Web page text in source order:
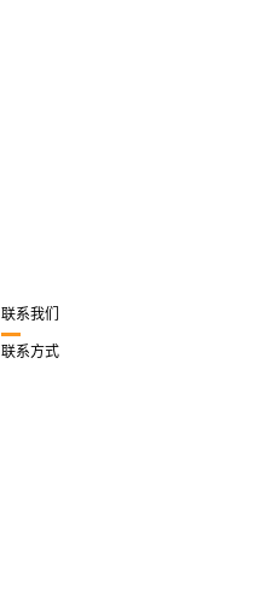
联系我们
联系方式